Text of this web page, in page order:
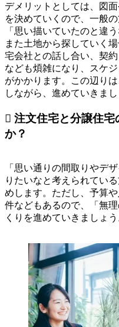
デメリットとしては、図
を決めていくので、一般
「思い描いていたのと違
また土地から探していく
宅会社との話し合い、契
なども煩雑になり、スケ
がかかります。この辺り
しながら、進めていきまし
 注文住宅と分譲住
か？
「思い通りの間取りやデ
りたいなと考えられてい
めします。ただし、予算
件などもあるので、「無
くりを進めていきましょう